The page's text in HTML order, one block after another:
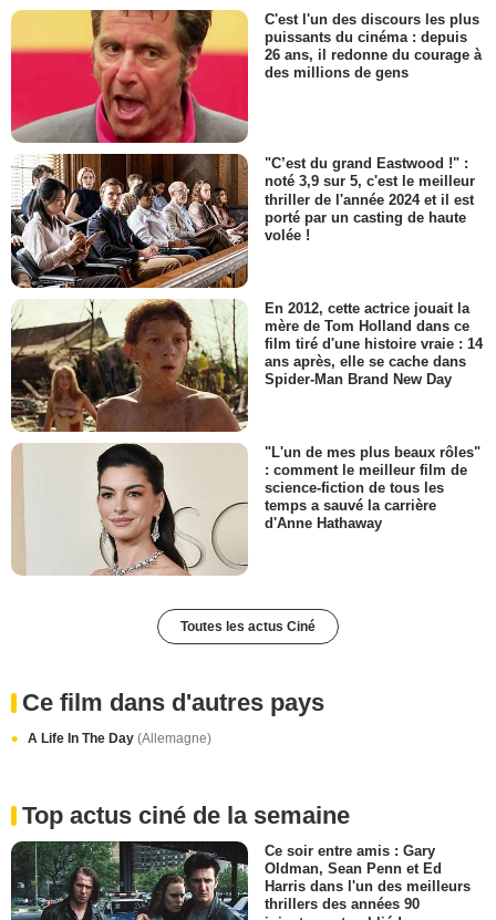
C'est l'un des discours les plus
puissants du cinéma : depuis
26 ans, il redonne du courage à
des millions de gens
"C’est du grand Eastwood !" :
noté 3,9 sur 5, c'est le meilleur
thriller de l'année 2024 et il est
porté par un casting de haute
volée !
En 2012, cette actrice jouait la
mère de Tom Holland dans ce
film tiré d'une histoire vraie : 14
ans après, elle se cache dans
Spider-Man Brand New Day
"L'un de mes plus beaux rôles"
: comment le meilleur film de
science-fiction de tous les
temps a sauvé la carrière
d'Anne Hathaway
Toutes les actus Ciné
Ce film dans d'autres pays
A Life In The Day (Allemagne)
Top actus ciné de la semaine
Ce soir entre amis : Gary
Oldman, Sean Penn et Ed
Harris dans l'un des meilleurs
thrillers des années 90